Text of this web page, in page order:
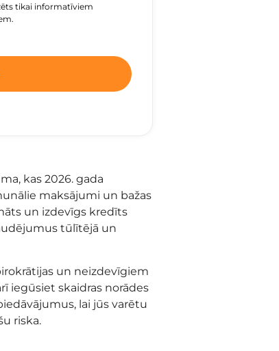
tikai informatīviem
kas 2026. gada
maksājumi un bažas
un izdevīgs kredīts
tūlītējā un
un neizdevīgiem
iegūsiet skaidras norādes
lai jūs varētu
riska.